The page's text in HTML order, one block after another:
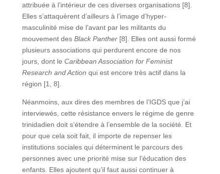
attribuée à l’intérieur de ces diverses organisations [8].
Elles s’attaquèrent d’ailleurs à l’image d’hyper-
masculinité mise de l’avant par les militants du
mouvement des Black Panther[8]. Elles ont aussi formé
plusieurs associations qui perdurent encore de nos
jours, dont le Caribbean Association for Feminist
Research and Action qui est encore très actif dans la
région [1, 8].
Néanmoins, aux dires des membres de l’IGDS que j’ai
interviewés, cette résistance envers le régime de genre
trinidadien doit s’étendre à l’ensemble de la société. Et
pour que cela soit fait, il importe de repenser les
institutions sociales qui déterminent le parcours des
personnes avec une priorité mise sur l’éducation des
enfants. Elles ajoutent qu’il faut aussi continuer à